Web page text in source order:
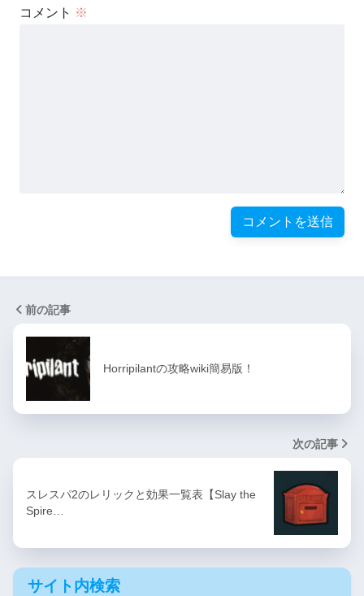
コメント ※
前の記事
Horripilantの攻略wiki簡易版！
次の記事
スレスパ2のレリックと効果一覧表【Slay the
Spire…
サイト内検索